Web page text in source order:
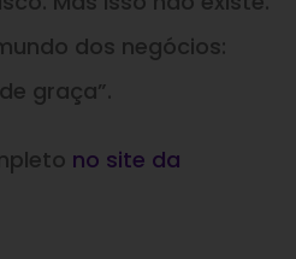
dos negócios:
graça”.
no site da